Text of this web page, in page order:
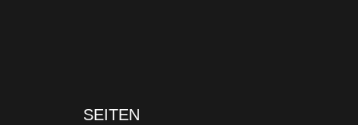
SEITEN